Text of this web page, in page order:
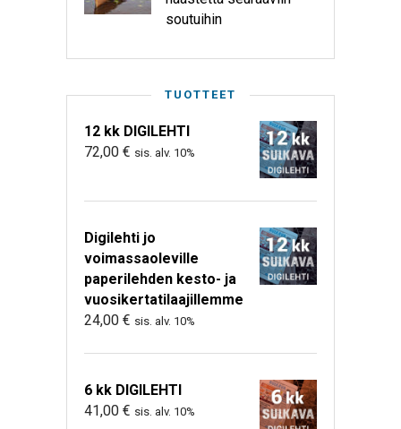
soutuihin
TUOTTEET
12 kk DIGILEHTI
72,00 € sis. alv. 10%
Digilehti jo
voimassaoleville
paperilehden kesto- ja
vuosikertatilaajillemme
24,00 € sis. alv. 10%
6 kk DIGILEHTI
41,00 € sis. alv. 10%